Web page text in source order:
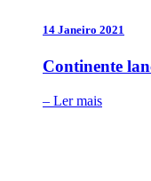
14 Janeiro 2021
Continente
– Ler mais